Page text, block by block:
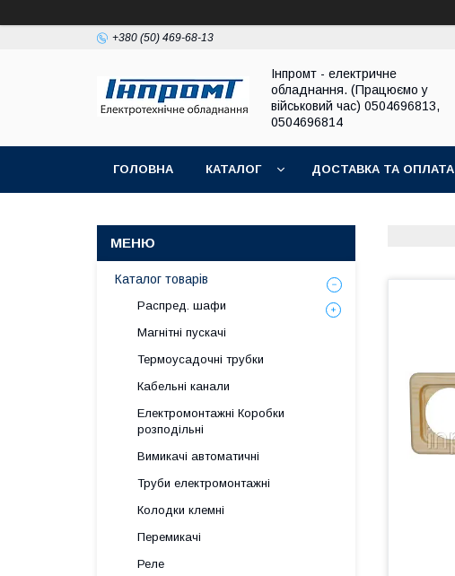
+380 (50) 469-68-13
Інпромт - електричне
обладнання. (Працюємо у
військовий час) 0504696813,
0504696814
ГОЛОВНА КАТАЛОГ ДОСТАВКА ТА ОПЛАТА
Каталог товарів
Распред. шафи
Магнітні пускачі
Термоусадочні трубки
Кабельні канали
Електромонтажні Коробки
розподільні
Вимикачі автоматичні
Труби електромонтажні
Колодки клемні
Перемикачі
Реле